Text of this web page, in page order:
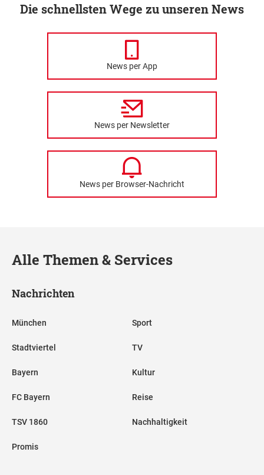
Die schnellsten Wege zu unseren News
News per App
News per Newsletter
News per Browser-Nachricht
Alle Themen & Services
Nachrichten
München
Stadtviertel
Bayern
FC Bayern
TSV 1860
Promis
Sport
TV
Kultur
Reise
Nachhaltigkeit